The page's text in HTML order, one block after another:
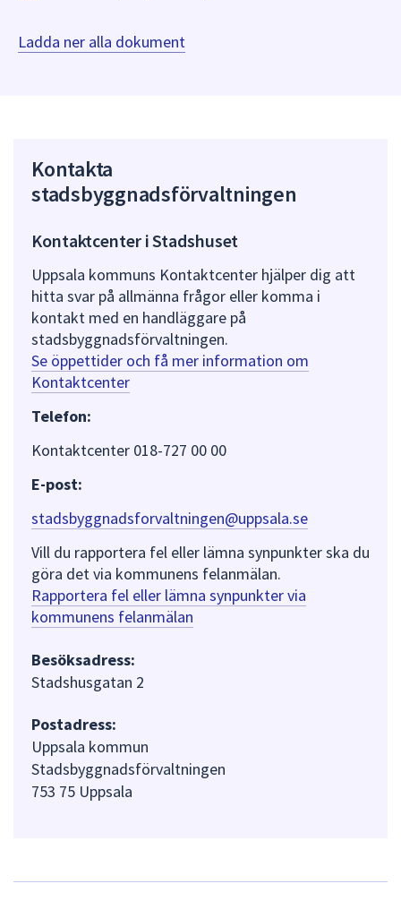
Ladda ner alla dokument
Kontakta
stadsbyggnadsförvaltningen
Kontaktcenter i Stadshuset
Uppsala kommuns Kontaktcenter hjälper dig att
hitta svar på allmänna frågor eller komma i
kontakt med en handläggare på
stadsbyggnadsförvaltningen.
Se öppettider och få mer information om
Kontaktcenter
Telefon:
Kontaktcenter 018-727 00 00
E-post:
stadsbyggnadsforvaltningen@uppsala.se
Vill du rapportera fel eller lämna synpunkter ska du
göra det via kommunens felanmälan.
Rapportera fel eller lämna synpunkter via
kommunens felanmälan
Besöksadress:
Stadshusgatan 2
Postadress:
Uppsala kommun
Stadsbyggnadsförvaltningen
753 75 Uppsala